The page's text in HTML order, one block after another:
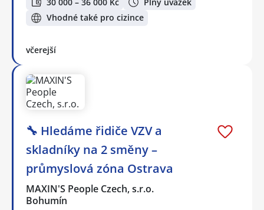
Vhodné také pro cizince
včerejší
🔧 Hledáme řidiče VZV a
skladníky na 2 směny –
průmyslová zóna Ostrava
MAXIN'S People Czech, s.r.o.
Bohumín